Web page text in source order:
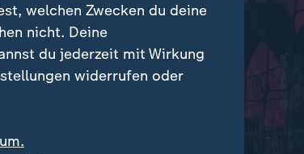
welchen Zwecken du deine
nicht. Deine
du jederzeit mit Wirkung
widerrufen oder